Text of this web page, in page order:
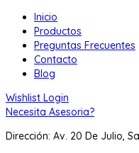
Inicio
Productos
Preguntas Frecuentes
Contacto
Blog
Wishlist Login
Necesita Asesoria?
Dirección: Av. 20 De Julio,